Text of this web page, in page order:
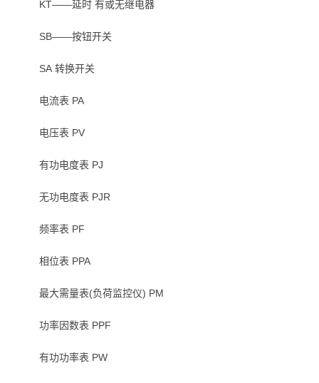
KT——延时 有或无继电器
SB——按钮开关
SA 转换开关
电流表 PA
电压表 PV
有功电度表 PJ
无功电度表 PJR
频率表 PF
相位表 PPA
最大需量表(负荷监控仪) PM
功率因数表 PPF
有功功率表 PW